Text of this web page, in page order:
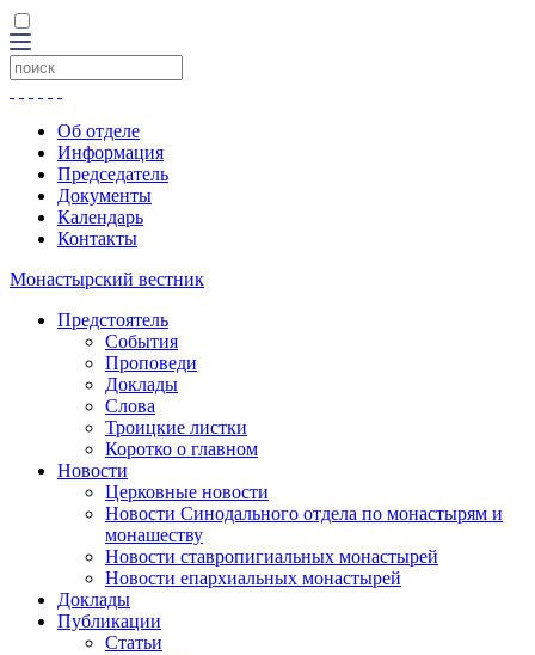
Об отделе
Информация
Председатель
Документы
Календарь
Контакты
Монастырский вестник
Предстоятель
События
Проповеди
Доклады
Слова
Троицкие листки
Коротко о главном
Новости
Церковные новости
Новости Синодального отдела по монастырям и
монашеству
Новости ставропигиальных монастырей
Новости епархиальных монастырей
Доклады
Публикации
Статьи